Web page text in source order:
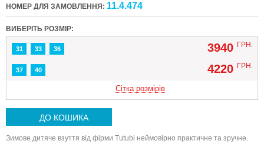
НОМЕР ДЛЯ ЗАМОВЛЕННЯ: 11.4.474
ВИБЕРІТЬ РОЗМІР:
31 33 36 3940 ГРН.
37 40 4220 ГРН.
Сітка розмірів
ДО КОШИКА
Зимове дитяче взуття від фірми Tutubі неймовірно практичне та зручне.